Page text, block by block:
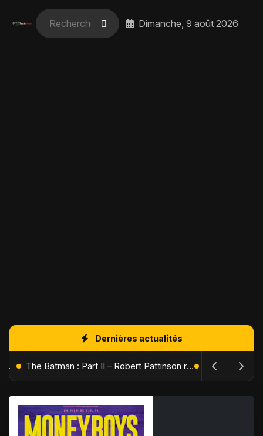
Dimanche, 9 août 2026
Dernières actualités
L'Âge de Glace : Le Réveil du Volcan – Manny, Sid et Diego de retour pour une aventure explosive The Batman : Part II – Robert Pattinson replonge dans les ténèbres de Gotham dès octobre 2027